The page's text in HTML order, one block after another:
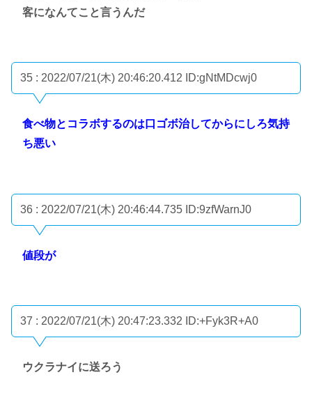
客になんてこと言うんだ
35 : 2022/07/21(木) 20:46:20.412 ID:gNtMDcwj0
食べ物とコラボするのは口ゴボ治してからにしろ気持
ち悪い
36 : 2022/07/21(木) 20:46:44.735 ID:9zfWarnJ0
値段が
37 : 2022/07/21(木) 20:47:23.332 ID:+Fyk3R+A0
ウクラナイに送ろう